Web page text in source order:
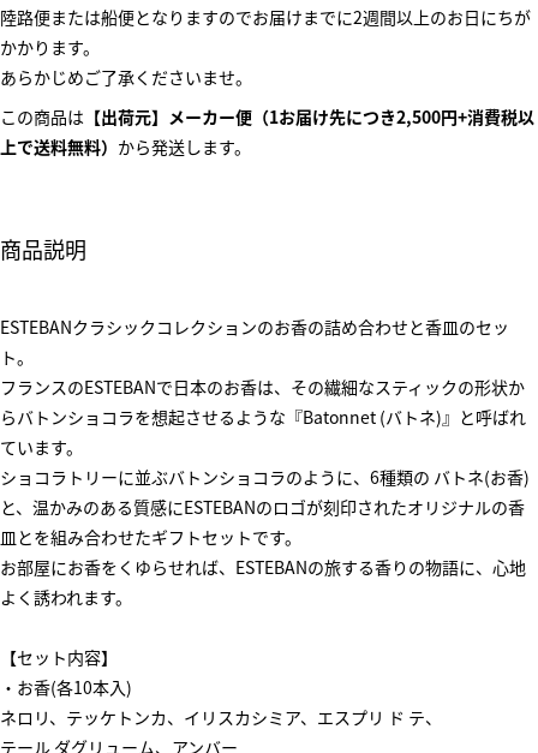
陸路便または船便となりますのでお届けまでに2週間以上のお日にちが
かかります。
あらかじめご了承くださいませ。
この商品は 【出荷元】メーカー便（1お届け先につき2,500円+消費税以
上で送料無料） から発送します。
商品説明
ESTEBANクラシックコレクションのお香の詰め合わせと香皿のセッ
ト。
フランスのESTEBANで日本のお香は、その繊細なスティックの形状か
らバトンショコラを想起させるような『Batonnet (バトネ)』と呼ばれ
ています。
ショコラトリーに並ぶバトンショコラのように、6種類の バトネ(お香)
と、温かみのある質感にESTEBANのロゴが刻印されたオリジナルの香
皿とを組み合わせたギフトセットです。
お部屋にお香をくゆらせれば、ESTEBANの旅する香りの物語に、心地
よく誘われます。
【セット内容】
・お香(各10本入)
ネロリ、テッケトンカ、イリスカシミア、エスプリ ド テ、
テール ダグリューム、アンバー